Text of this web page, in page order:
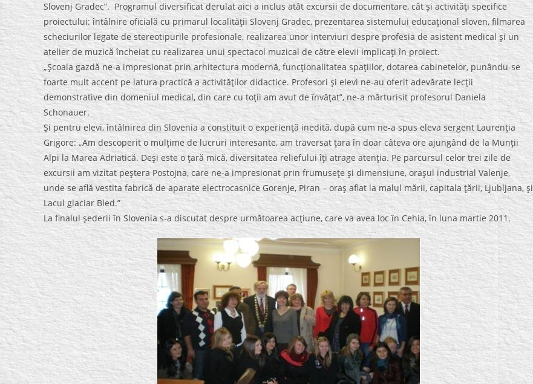
Slovenj Gradec”. Programul diversificat derulat aici a inclus atât excursii de documentare, cât şi activităţi specifice
proiectului: întâlnire oficială cu primarul localităţii Slovenj Gradec, prezentarea sistemului educaţional sloven, filmarea
scheciurilor legate de stereotipurile profesionale, realizarea unor interviuri despre profesia de asistent medical şi un
atelier de muzică încheiat cu realizarea unui spectacol muzical de către elevii implicaţi în proiect.
„Şcoala gazdă ne-a impresionat prin arhitectura modernă, funcţionalitatea spaţiilor, dotarea cabinetelor, punându-se
foarte mult accent pe latura practică a activităţilor didactice. Profesori şi elevi ne-au oferit adevărate lecţii
demonstrative din domeniul medical, din care cu toţii am avut de învăţat”, ne-a mărturisit profesorul Daniela
Schonauer.
Şi pentru elevi, întâlnirea din Slovenia a constituit o experienţă inedită, după cum ne-a spus eleva sergent Laurenţia
Grigore: „Am descoperit o mulţime de lucruri interesante, am traversat ţara în doar câteva ore ajungând de la Munţii
Alpi la Marea Adriatică. Deşi este o ţară mică, diversitatea reliefului îţi atrage atenţia. Pe parcursul celor trei zile de
excursii am vizitat peştera Postojna, care ne-a impresionat prin frumuseţe şi dimensiune, oraşul industrial Valenje,
unde se află vestita fabrică de aparate electrocasnice Gorenje, Piran – oraş aflat la malul mării, capitala ţării, Ljubljana, şi
Lacul glaciar Bled.”
La finalul şederii în Slovenia s-a discutat despre următoarea acţiune, care va avea loc în Cehia, în luna martie 2011.